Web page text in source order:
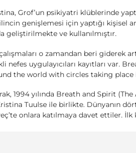
Grof’un psikiyatri klüblerinde
genişlemesi için yaptığı kişisel
geliştirilmekte ve kullanılmıştır.
o zamandan beri giderek
uygulayıcıları kayıtları var.
the world with circles taking place
1994 yılında Breath and Spirit
Tuulse ile birlikte. Dünyanın
onlara katılmaya davet ettiler. İlk